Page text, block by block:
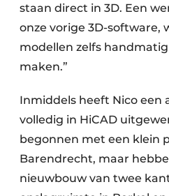
staan direct in 3D. Een
onze vorige 3D-software,
modellen zelfs
maken.”
Inmiddels heeft Nico een
volledig in HiCAD
begonnen met een klein
Barendrecht, maar
nieuwbouw van twee